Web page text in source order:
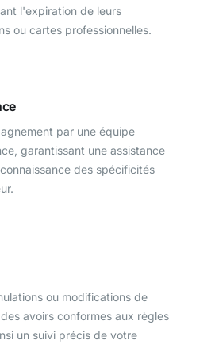
l'expiration de leurs
ou cartes professionnelles.
par une équipe
garantissant une assistance
des spécificités
ou modifications de
avoirs conformes aux règles
un suivi précis de votre